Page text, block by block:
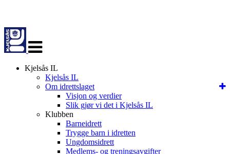
navigasjon
Kjelsås IL
Kjelsås IL
Om idrettslaget
Visjon og verdier
Slik gjør vi det i Kjelsås IL
Klubben
Barneidrett
Trygge barn i idretten
Ungdomsidrett
Medlems- og treningsavgifter